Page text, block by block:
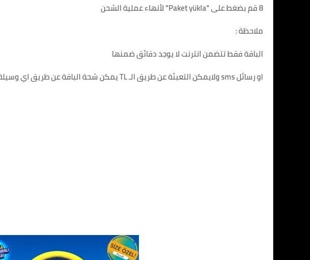
8 قم بضغط على "Paket yükla" لأنهاء عملية الشحن
ملاحظة :
الباقة فقط تتضمن انترنت لا يوجد دقائق ضمنها
او رسائل sms ولايمكن التعبئة عن طريق الـ TL يمكن شحة الباقة عن طريق اي وسيلة دفع الكترونية او عبر اي حساب بنكي